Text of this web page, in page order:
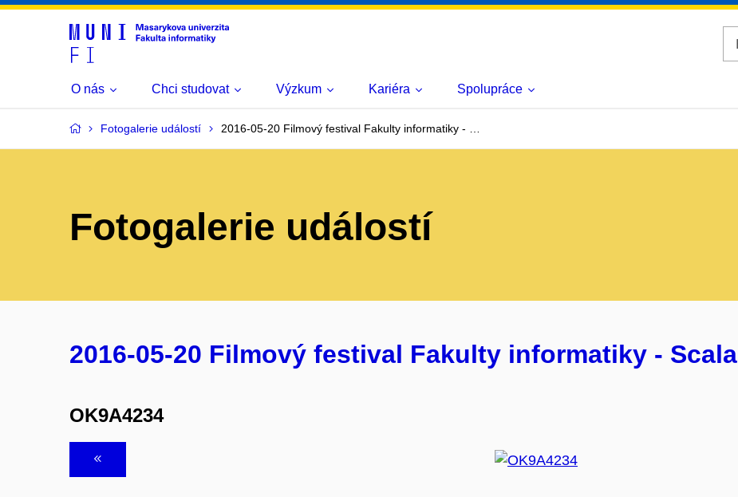
O nás Chci studovat Výzkum Kariéra Spolupráce
Fotogalerie událostí 2016-05-20 Filmový festival Fakulty informatiky - …
Fotogalerie událostí
2016-05-20 Filmový festival Fakulty informatiky - Scala
OK9A4234